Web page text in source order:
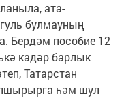
ата-
булмауның
Бердәм пособие 12
кадәр барлык
Татарстан
һәм шул